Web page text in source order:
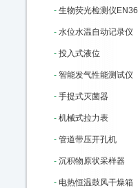
- 生物荧光检测仪EN36
- 水位水温自动记录仪
- 投入式液位
- 智能发气性能测试仪
- 手提式灭菌器
- 机械式拉力表
- 管道带压开孔机
- 沉积物原状采样器
- 电热恒温鼓风干燥箱